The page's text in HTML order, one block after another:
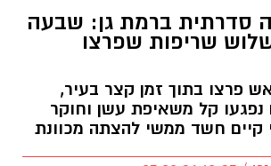
שהברכה תגיע ביום שבו המציאות
סדרתית ברמת גן: שבעה
שריפות שפרצו
פרצו בתוך זמן קצר בעיר,
קל משאיפת עשן וחוקר
קיים חשד ממשי להצתה מכוונת